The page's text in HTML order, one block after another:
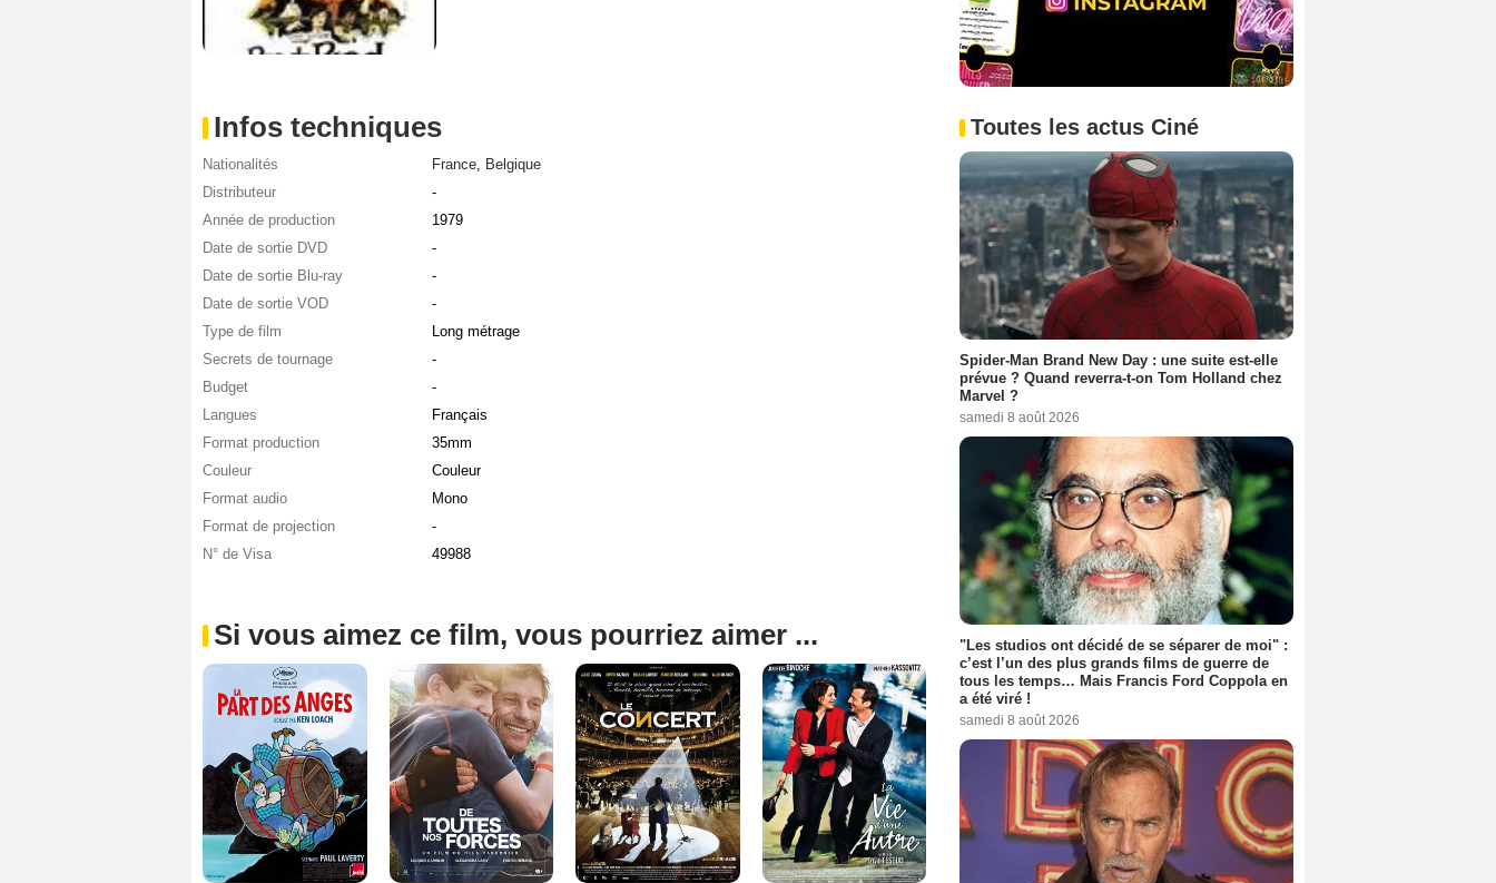
Infos techniques
Nationalités France, Belgique
Distributeur
-
Année de production
1979
Date de sortie DVD
-
Date de sortie Blu-ray
-
Date de sortie VOD
-
Type de film
Long métrage
Secrets de tournage
-
Budget
-
Langues
Français
Format production
35mm
Couleur
Couleur
Format audio
Mono
Format de projection
-
N° de Visa
49988
Si vous aimez ce film, vous pourriez aimer ...
Toutes les actus Ciné
Spider-Man Brand New Day : une suite est-elle
prévue ? Quand reverra-t-on Tom Holland chez
Marvel ?
samedi 8 août 2026
"Les studios ont décidé de se séparer de moi" :
c’est l’un des plus grands films de guerre de
tous les temps… Mais Francis Ford Coppola en
a été viré !
samedi 8 août 2026